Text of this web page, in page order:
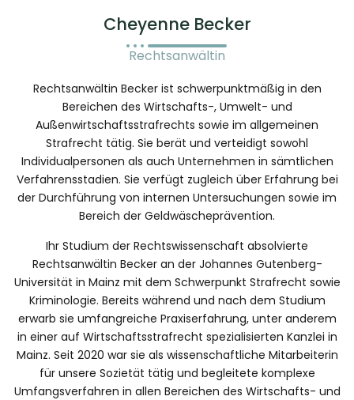
Cheyenne Becker
Rechtsanwältin
Rechtsanwältin Becker ist schwerpunktmäßig in den
Bereichen des Wirtschafts-, Umwelt- und
Außenwirtschaftsstrafrechts sowie im allgemeinen
Strafrecht tätig. Sie berät und verteidigt sowohl
Individualpersonen als auch Unternehmen in sämtlichen
Verfahrensstadien. Sie verfügt zugleich über Erfahrung bei
der Durchführung von internen Untersuchungen sowie im
Bereich der Geldwäscheprävention.
Ihr Studium der Rechtswissenschaft absolvierte
Rechtsanwältin Becker an der Johannes Gutenberg-
Universität in Mainz mit dem Schwerpunkt Strafrecht sowie
Kriminologie. Bereits während und nach dem Studium
erwarb sie umfangreiche Praxiserfahrung, unter anderem
in einer auf Wirtschaftsstrafrecht spezialisierten Kanzlei in
Mainz. Seit 2020 war sie als wissenschaftliche Mitarbeiterin
für unsere Sozietät tätig und begleitete komplexe
Umfangsverfahren in allen Bereichen des Wirtschafts- und